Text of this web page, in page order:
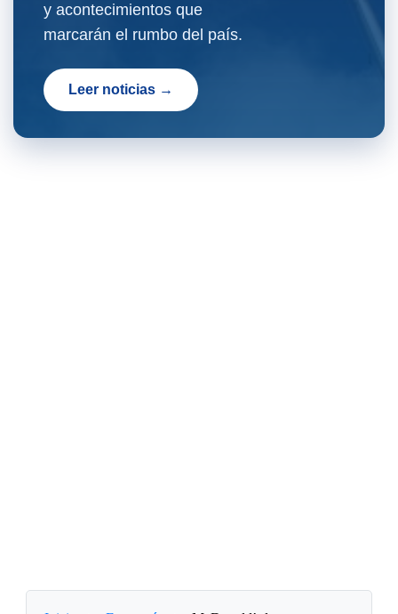
y acontecimientos que
marcarán el rumbo del país.
Leer noticias →